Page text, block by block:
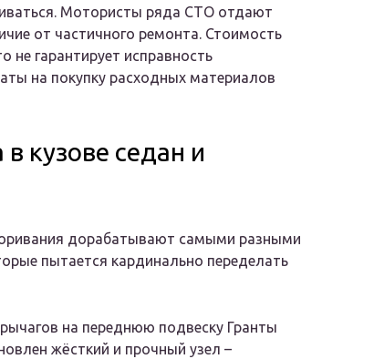
Мотористы ряда СТО отдают
от частичного ремонта. Стоимость
не гарантирует исправность
на покупку расходных материалов
кузове седан и
дорабатывают самыми разными
пытается кардинально переделать
на переднюю подвеску Гранты
жёсткий и прочный узел –